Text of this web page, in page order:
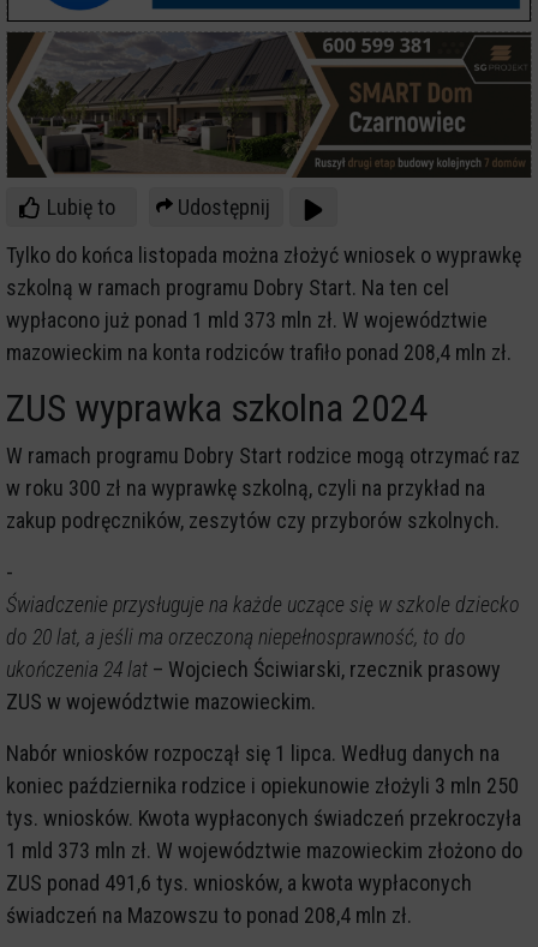
Lubię to
Udostępnij
Tylko do końca listopada można złożyć wniosek o wyprawkę
szkolną w ramach programu Dobry Start. Na ten cel
wypłacono już ponad 1 mld 373 mln zł. W województwie
mazowieckim na konta rodziców trafiło ponad 208,4 mln zł.
ZUS wyprawka szkolna 2024
W ramach programu Dobry Start rodzice mogą otrzymać raz
w roku 300 zł na wyprawkę szkolną, czyli na przykład na
zakup podręczników, zeszytów czy przyborów szkolnych.
-
Świadczenie przysługuje na każde uczące się w szkole dziecko
do 20 lat, a jeśli ma orzeczoną niepełnosprawność, to do
ukończenia 24 lat – Wojciech Ściwiarski, rzecznik prasowy
ZUS w województwie mazowieckim.
Nabór wniosków rozpoczął się 1 lipca. Według danych na
koniec października rodzice i opiekunowie złożyli 3 mln 250
tys. wniosków. Kwota wypłaconych świadczeń przekroczyła
1 mld 373 mln zł. W województwie mazowieckim złożono do
ZUS ponad 491,6 tys. wniosków, a kwota wypłaconych
świadczeń na Mazowszu to ponad 208,4 mln zł.